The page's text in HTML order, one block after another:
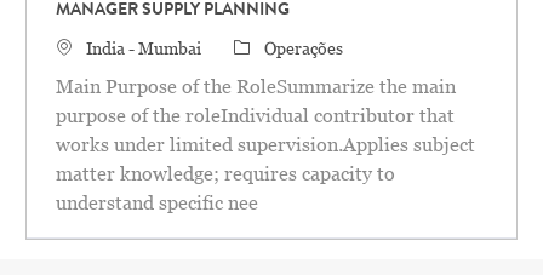
MANAGER SUPPLY PLANNING
Localização
India - Mumbai Categoria
Operações
Main Purpose of the RoleSummarize the main
purpose of the roleIndividual contributor that
works under limited supervision.Applies subject
matter knowledge; requires capacity to
understand specific nee